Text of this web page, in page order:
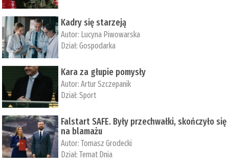
Kadry się starzeją
Autor: Lucyna Piwowarska
Dział:Gospodarka
Kara za głupie pomysły
Autor:Artur Szczepanik
Dział:Sport
Falstart SAFE. Były przechwałki, skończyło się
na blamażu
Autor:Tomasz Grodecki
Dział:Temat Dnia